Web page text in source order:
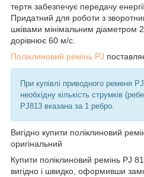
тертя забезпечує передачу
Придатний для роботи з
шківами мінімальним діаметром
дорівнює 60 м/с.
Поліклиновий ремінь PJ
При купівлі приводного ременя
необхідну кількість струмків
PJ813 вказана за 1 ребро.
Вигідно купити поліклиновий
оригінальний
Купити поліклиновий ремінь PJ
вигідно і швидко, оформивши